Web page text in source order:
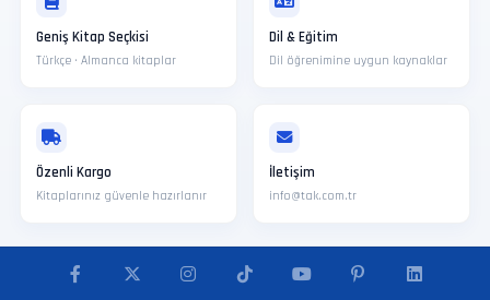
Geniş Kitap Seçkisi
Türkçe · Almanca kitaplar
Dil & Eğitim
Dil öğrenimine uygun kaynaklar
Özenli Kargo
Kitaplarınız güvenle hazırlanır
İletişim
info@tak.com.tr